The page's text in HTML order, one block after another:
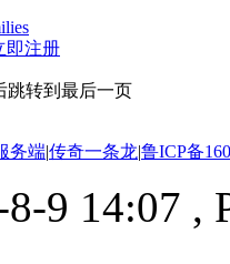
即注册
跳转到最后一页
务端|传奇一条龙|鲁ICP备
9 14:07 ,